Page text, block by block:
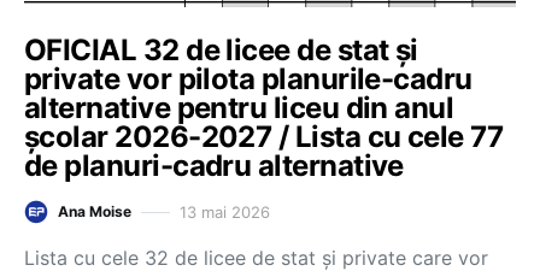
OFICIAL 32 de licee de stat și
private vor pilota planurile-cadru
alternative pentru liceu din anul
școlar 2026-2027 / Lista cu cele 77
de planuri-cadru alternative
Ana Moise 13 mai 2026
Lista cu cele 32 de licee de stat și private care vor